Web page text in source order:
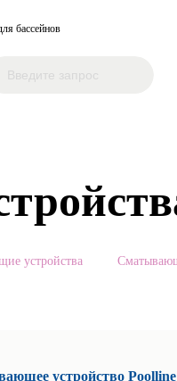
бассейнов
устройства
устройство Poolline